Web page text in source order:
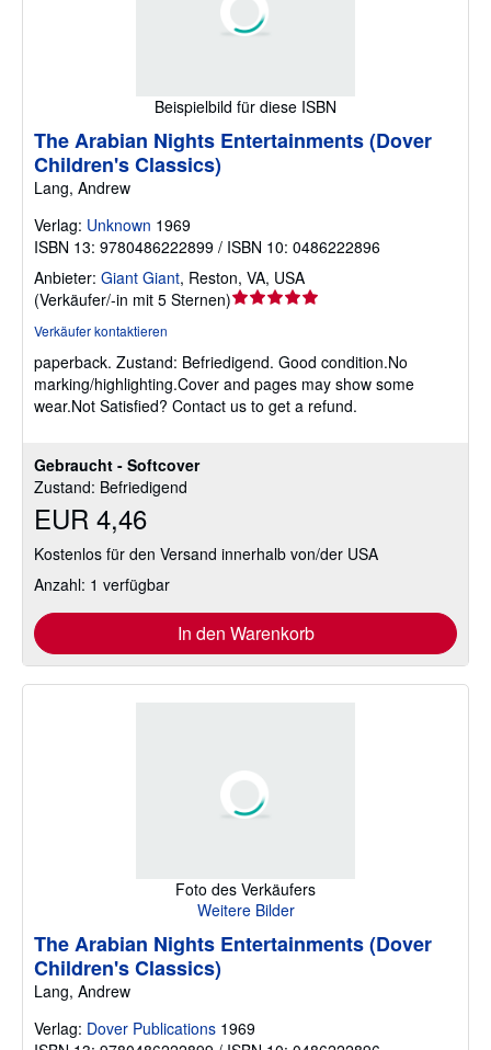
Beispielbild für diese ISBN
Gebraucht - Softcover
Zustand: Befriedigend
EUR 4,46
Kostenlos für den Versand innerhalb von/der USA
Anzahl: 1 verfügbar
In den Warenkorb
The Arabian Nights Entertainments (Dover
Children's Classics)
Lang, Andrew
Verlag: Unknown 1969
ISBN 13: 9780486222899 / ISBN 10: 0486222896
Anbieter: Giant Giant, Reston, VA, USA
(Verkäufer/-in mit 5 Sternen)Verkäuferbewertung
5
Sternen
Verkäufer kontaktieren
paperback. Zustand: Befriedigend. Good condition.No
marking/highlighting.Cover and pages may show some
wear.Not Satisfied? Contact us to get a refund.
Foto des Verkäufers
Weitere Bilder
The Arabian Nights Entertainments (Dover
Children's Classics)
Lang, Andrew
Verlag: Dover Publications 1969